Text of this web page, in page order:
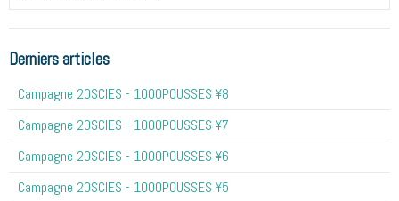
Derniers articles
Campagne 20SCIES - 1OOOPOUSSES ¥8
Campagne 20SCIES - 1OOOPOUSSES ¥7
Campagne 20SCIES - 1OOOPOUSSES ¥6
Campagne 20SCIES - 1OOOPOUSSES ¥5